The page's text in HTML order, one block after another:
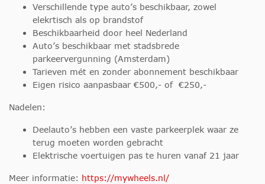
Verschillende type auto’s beschikbaar, zowel
elekrtisch als op brandstof
Beschikbaarheid door heel Nederland
Auto’s beschikbaar met stadsbrede
parkeervergunning (Amsterdam)
Tarieven mét en zonder abonnement beschikbaar
Eigen risico aanpasbaar €500,- of €250,-
Nadelen:
Deelauto’s hebben een vaste parkeerplek waar ze
terug moeten worden gebracht
Elektrische voertuigen pas te huren vanaf 21 jaar
Meer informatie: https://mywheels.nl/